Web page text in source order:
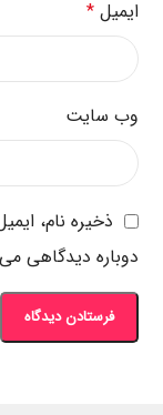
ایمیل*
وب‌ سایت
ذخیره نام،
دوباره دیدگاهی